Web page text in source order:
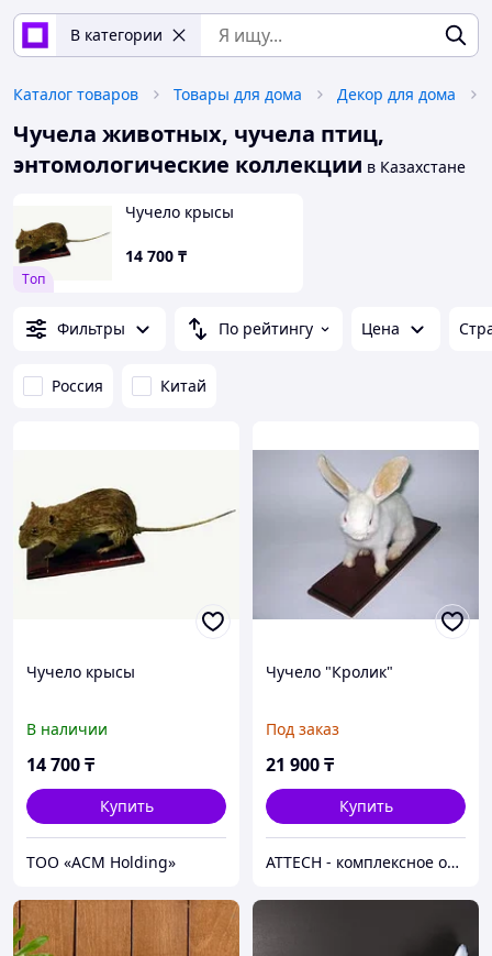
В категории
Каталог товаров Товары для дома Декор для дома
Чучела животных, чучела птиц,
энтомологические коллекции в Казахстане
Tоп
Чучело крысы
14 700 ₸
Фильтры По рейтингу Цена
Россия Китай
Чучело крысы
В наличии
14 700₸
Купить
ТОО «ACM Holding»
Чучело "Кролик"
Под заказ
21 900₸
Купить
ATTECH - комплексное оснащение образовательных учреждений